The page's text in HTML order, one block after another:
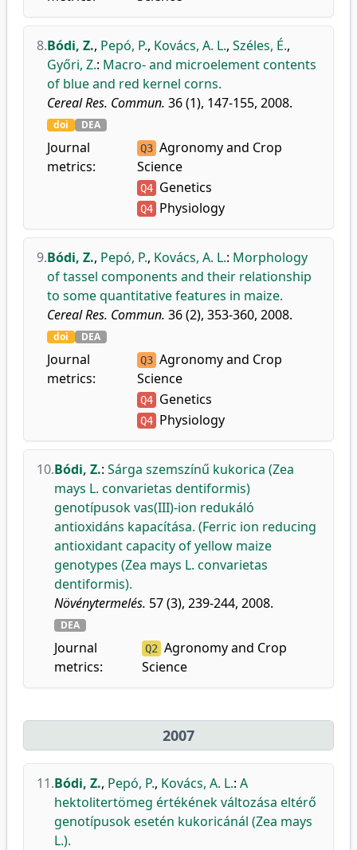
8.Bódi, Z., Pepó, P., Kovács, A. L., Széles, É.,
Győri, Z.: Macro- and microelement contents
of blue and red kernel corns.
Cereal Res. Commun. 36 (1), 147-155, 2008.
doi DEA
Journal
metrics:
Q3 Agronomy and Crop
Science
Q4 Genetics
Q4 Physiology
9.Bódi, Z., Pepó, P., Kovács, A. L.: Morphology
of tassel components and their relationship
to some quantitative features in maize.
Cereal Res. Commun. 36 (2), 353-360, 2008.
doi DEA
Journal
metrics:
Q3 Agronomy and Crop
Science
Q4 Genetics
Q4 Physiology
10.Bódi, Z.: Sárga szemszínű kukorica (Zea
mays L. convarietas dentiformis)
genotípusok vas(III)-ion redukáló
antioxidáns kapacítása. (Ferric ion reducing
antioxidant capacity of yellow maize
genotypes (Zea mays L. convarietas
dentiformis).
Növénytermelés. 57 (3), 239-244, 2008.
DEA
Journal
metrics:
Q2 Agronomy and Crop
Science
2007
11.Bódi, Z., Pepó, P., Kovács, A. L.: A
hektolitertömeg értékének változása eltérő
genotípusok esetén kukoricánál (Zea mays
L.).